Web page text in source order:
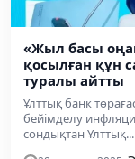
«Жыл басы
қосылған құн
туралы айтты
Ұлттық банк
бейімделу
сондықтан Ұлттық...